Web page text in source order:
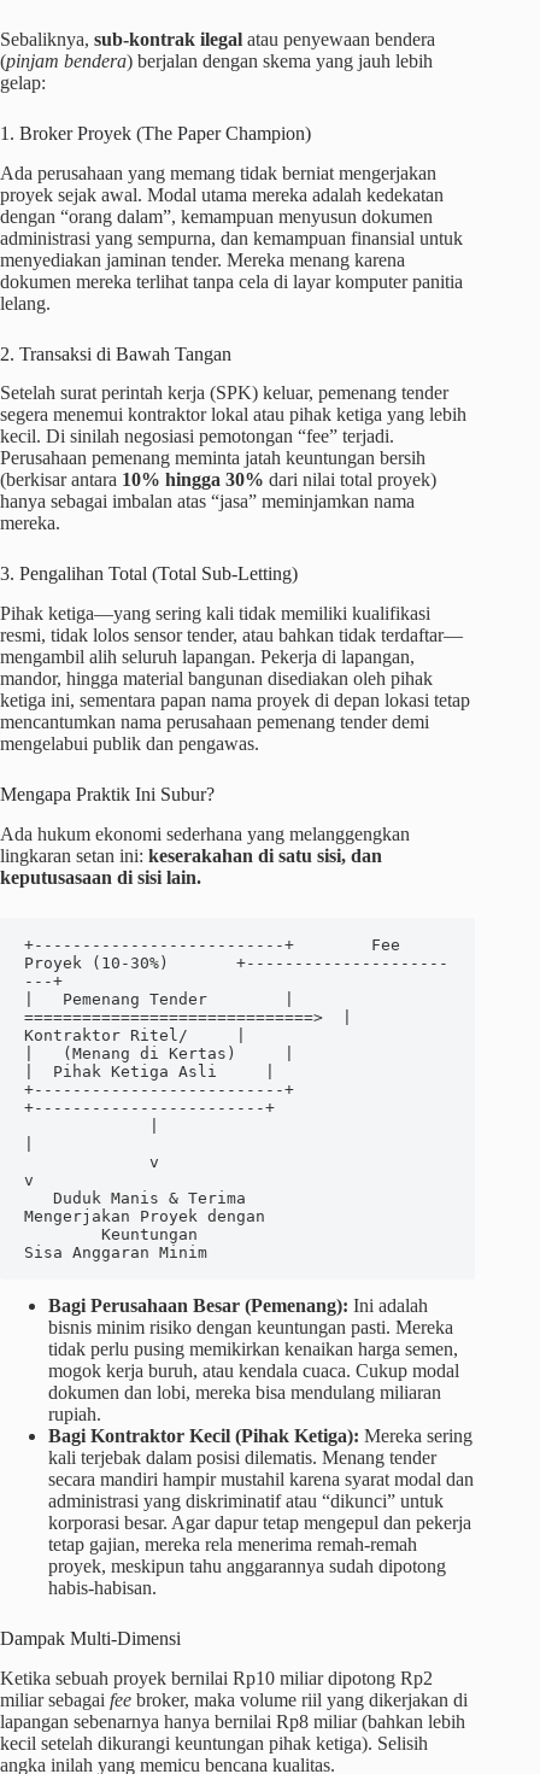
Sebaliknya, sub-kontrak ilegal atau penyewaan bendera
(pinjam bendera) berjalan dengan skema yang jauh lebih
gelap:
1. Broker Proyek (The Paper Champion)
Ada perusahaan yang memang tidak berniat mengerjakan
proyek sejak awal. Modal utama mereka adalah kedekatan
dengan “orang dalam”, kemampuan menyusun dokumen
administrasi yang sempurna, dan kemampuan finansial untuk
menyediakan jaminan tender. Mereka menang karena
dokumen mereka terlihat tanpa cela di layar komputer panitia
lelang.
2. Transaksi di Bawah Tangan
Setelah surat perintah kerja (SPK) keluar, pemenang tender
segera menemui kontraktor lokal atau pihak ketiga yang lebih
kecil. Di sinilah negosiasi pemotongan “fee” terjadi.
Perusahaan pemenang meminta jatah keuntungan bersih
(berkisar antara 10% hingga 30% dari nilai total proyek)
hanya sebagai imbalan atas “jasa” meminjamkan nama
mereka.
3. Pengalihan Total (Total Sub-Letting)
Pihak ketiga—yang sering kali tidak memiliki kualifikasi
resmi, tidak lolos sensor tender, atau bahkan tidak terdaftar—
mengambil alih seluruh lapangan. Pekerja di lapangan,
mandor, hingga material bangunan disediakan oleh pihak
ketiga ini, sementara papan nama proyek di depan lokasi tetap
mencantumkan nama perusahaan pemenang tender demi
mengelabui publik dan pengawas.
Mengapa Praktik Ini Subur?
Ada hukum ekonomi sederhana yang melanggengkan
lingkaran setan ini: keserakahan di satu sisi, dan
keputusasaan di sisi lain.
+--------------------------+        Fee
Proyek (10-30%)       +---------------------
---+
|   Pemenang Tender        |
==============================>  |
Kontraktor Ritel/     |
|   (Menang di Kertas)     |
|  Pihak Ketiga Asli     |
+--------------------------+
+------------------------+
v
Mengerjakan Proyek dengan
Bagi Perusahaan Besar (Pemenang): Ini adalah
bisnis minim risiko dengan keuntungan pasti. Mereka
tidak perlu pusing memikirkan kenaikan harga semen,
mogok kerja buruh, atau kendala cuaca. Cukup modal
dokumen dan lobi, mereka bisa mendulang miliaran
rupiah.
Bagi Kontraktor Kecil (Pihak Ketiga): Mereka sering
kali terjebak dalam posisi dilematis. Menang tender
secara mandiri hampir mustahil karena syarat modal dan
administrasi yang diskriminatif atau “dikunci” untuk
korporasi besar. Agar dapur tetap mengepul dan pekerja
tetap gajian, mereka rela menerima remah-remah
proyek, meskipun tahu anggarannya sudah dipotong
habis-habisan.
Dampak Multi-Dimensi
Ketika sebuah proyek bernilai Rp10 miliar dipotong Rp2
miliar sebagai fee broker, maka volume riil yang dikerjakan di
lapangan sebenarnya hanya bernilai Rp8 miliar (bahkan lebih
kecil setelah dikurangi keuntungan pihak ketiga). Selisih
angka inilah yang memicu bencana kualitas.